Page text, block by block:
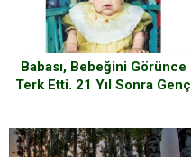
Babası, Bebeğini Görünce
Terk Etti. 21 Yıl Sonra Genç